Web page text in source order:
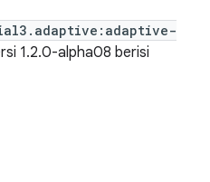
1.2.0-alpha08 berisi